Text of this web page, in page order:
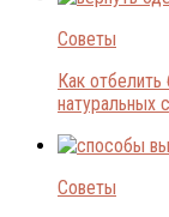
Советы
Как
натуральных
Советы